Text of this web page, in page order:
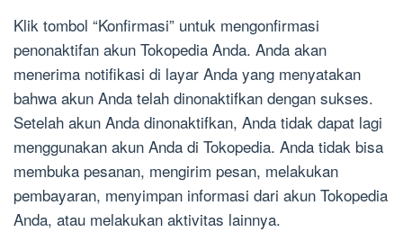
Klik tombol “Konfirmasi” untuk mengonfirmasi
penonaktifan akun Tokopedia Anda. Anda akan
menerima notifikasi di layar Anda yang menyatakan
bahwa akun Anda telah dinonaktifkan dengan sukses.
Setelah akun Anda dinonaktifkan, Anda tidak dapat lagi
menggunakan akun Anda di Tokopedia. Anda tidak bisa
membuka pesanan, mengirim pesan, melakukan
pembayaran, menyimpan informasi dari akun Tokopedia
Anda, atau melakukan aktivitas lainnya.